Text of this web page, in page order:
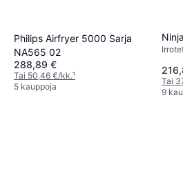
Philips Airfryer 5000 Sarja
NA565 02
288,89 €
Tai 50,46 €/kk.¹
5 kauppoja
Tai
9